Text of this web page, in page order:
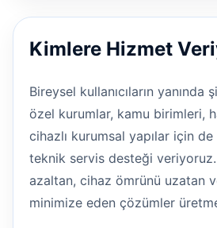
Kimlere Hizmet
Bireysel kullanıcıların yanında
özel kurumlar, kamu birimleri,
cihazlı kurumsal yapılar için de
teknik servis desteği veriyoruz.
azaltan, cihaz ömrünü uzatan
minimize eden çözümler